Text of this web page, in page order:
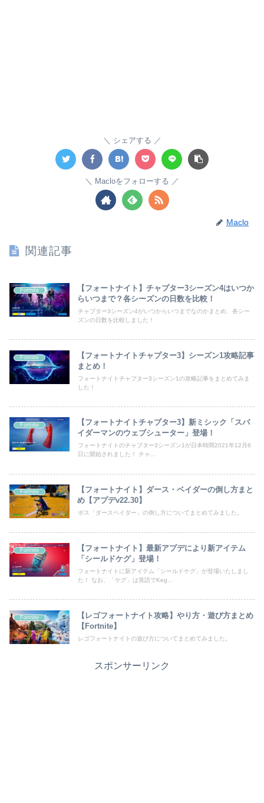
シェアする
Macloをフォローする
Maclo
関連記事
Fortnite
【フォートナイト】チャプター3シーズン4はいつか
らいつまで？各シーズンの日数を比較！
チャプター3シーズン4がいつからいつまでなのかまとめ、各シー
ズンの日数を比較しました！
Fortnite
【フォートナイトチャプター3】シーズン1攻略記事
まとめ！
フォートナイトチャプター3シーズン1の攻略記事をまとめてみま
した！
Fortnite
【フォートナイトチャプター3】新ミシック「スパ
イダーマンのウェブシューター」登場！
フォートナイトのチャプター3シーズン1が日本時間2021年12月6
日に開始されました！ チャ...
Fortnite
【フォートナイト】ダース・ベイダーの倒し方まと
め【アプデv22.30】
ボス「ダースベイダー」の倒し方についてまとめてみました。
Fortnite
【フォートナイト】最新アプデにより新アイテム
「シールドケグ」登場！
フォートナイトに新アイテム「シールドケグ」が登場いたしまし
た！ なお、「ケグ」は英語でKeg...
Fortnite
【レゴフォートナイト攻略】やり方・遊び方まとめ
【Fortnite】
レゴフォートナイトの遊び方についてまとめてみました。
スポンサーリンク